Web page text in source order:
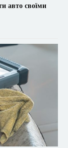
авто своїми